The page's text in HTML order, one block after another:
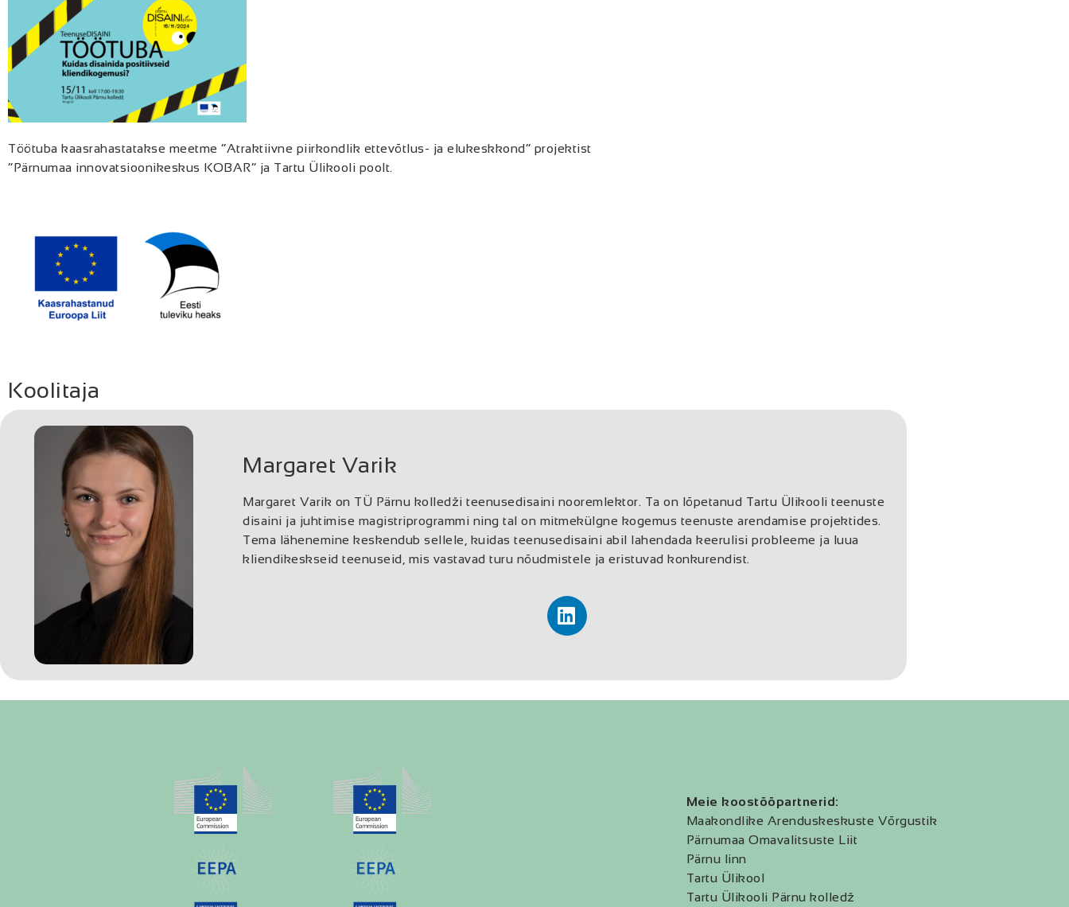
Töötuba kaasrahastatakse meetme “Atraktiivne piirkondlik ettevõtlus- ja elukeskkond” projektist
“Pärnumaa innovatsioonikeskus KOBAR” ja Tartu Ülikooli poolt.
Koolitaja
Margaret Varik
Margaret Varik on TÜ Pärnu kolledži teenusedisaini nooremlektor. Ta on lõpetanud Tartu Ülikooli teenuste
disaini ja juhtimise magistriprogrammi ning tal on mitmekülgne kogemus teenuste arendamise projektides.
Tema lähenemine keskendub sellele, kuidas teenusedisaini abil lahendada keerulisi probleeme ja luua
kliendikeskseid teenuseid, mis vastavad turu nõudmistele ja eristuvad konkurendist.
Meie koostööpartnerid:
Maakondlike Arenduskeskuste Võrgustik
Pärnumaa Omavalitsuste Liit
Pärnu linn
Tartu Ülikool
Tartu Ülikooli Pärnu kolledž